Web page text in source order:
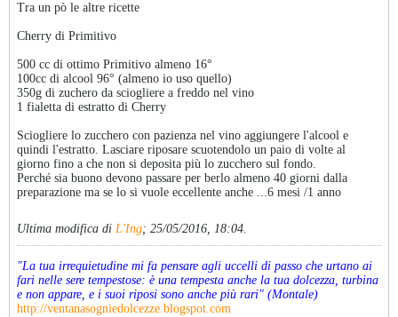
Tra un pò le altre ricette
Cherry di Primitivo
500 cc di ottimo Primitivo almeno 16°
100cc di alcool 96° (almeno io uso quello)
350g di zuchero da sciogliere a freddo nel vino
1 fialetta di estratto di Cherry
Sciogliere lo zucchero con pazienza nel vino aggiungere l'alcool e
quindi l'estratto. Lasciare riposare scuotendolo un paio di volte al
giorno fino a che non si deposita più lo zucchero sul fondo.
Perché sia buono devono passare per berlo almeno 40 giorni dalla
preparazione ma se lo si vuole eccellente anche ...6 mesi /1 anno
Ultima modifica di L'Ing; 25/05/2016, 18:04.
"La tua irrequietudine mi fa pensare agli uccelli di passo che urtano ai
fari nelle sere tempestose: è una tempesta anche la tua dolcezza, turbina
e non appare, e i suoi riposi sono anche più rari" (Montale)
http://ventanasogniedolcezze.blogspot.com